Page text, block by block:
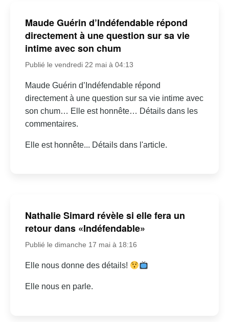
Maude Guérin d’Indéfendable répond
directement à une question sur sa vie
intime avec son chum
Publié le vendredi 22 mai à 04:13
Maude Guérin d’Indéfendable répond
directement à une question sur sa vie intime avec
son chum… Elle est honnête… Détails dans les
commentaires.
Elle est honnête... Détails dans l'article.
Nathalie Simard révèle si elle fera un
retour dans «Indéfendable»
Publié le dimanche 17 mai à 18:16
Elle nous donne des détails!
Elle nous en parle.